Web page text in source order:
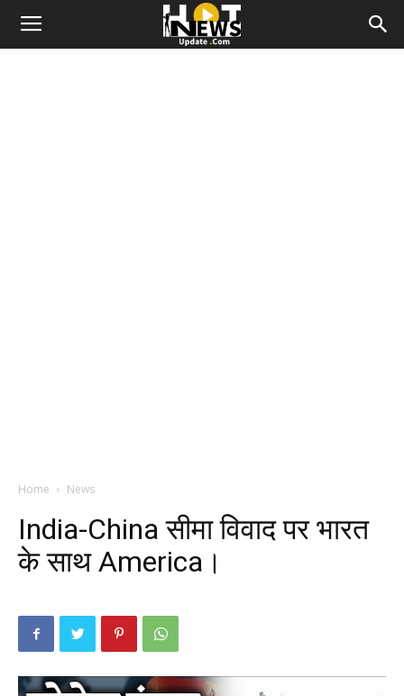
Home News
India-China सीमा विवाद पर भारत
के साथ America।